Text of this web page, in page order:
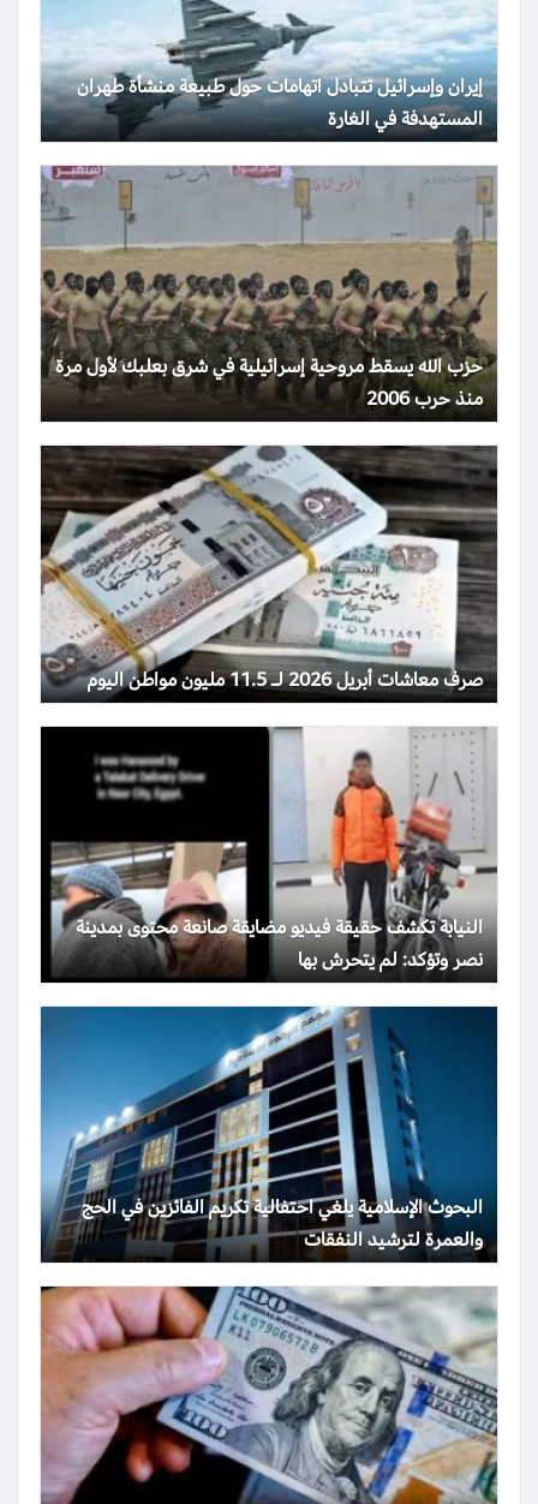
إيران وإسرائيل تتبادل اتهامات حول طبيعة منشأة طهران
المستهدفة في الغارة
حزب الله يسقط مروحية إسرائيلية في شرق بعلبك لأول مرة
منذ حرب 2006
صرف معاشات أبريل 2026 لـ 11.5 مليون مواطن اليوم
النيابة تكشف حقيقة فيديو مضايقة صانعة محتوى بمدينة
نصر وتؤكد: لم يتحرش بها
البحوث الإسلامية يلغي احتفالية تكريم الفائزين في الحج
والعمرة لترشيد النفقات